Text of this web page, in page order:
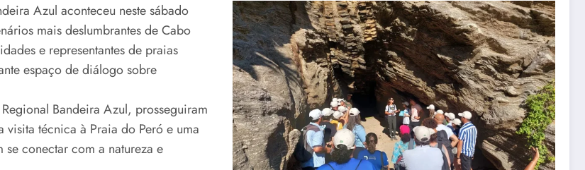
Azul aconteceu neste sábado
mais deslumbrantes de Cabo
e representantes de praias
espaço de diálogo sobre
Bandeira Azul, prosseguiram
técnica à Praia do Peró e uma
conectar com a natureza e